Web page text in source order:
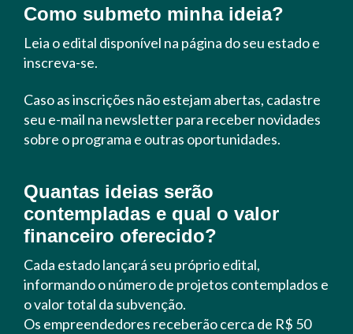
Como submeto minha ideia?
Leia o edital disponível na página do seu estado e
inscreva-se.
Caso as inscrições não estejam abertas, cadastre
seu e-mail na newsletter para receber novidades
sobre o programa e outras oportunidades.
Quantas ideias serão
contempladas e qual o valor
financeiro oferecido?
Cada estado lançará seu próprio edital,
informando o número de projetos contemplados e
o valor total da subvenção.
Os empreendedores receberão cerca de R$ 50